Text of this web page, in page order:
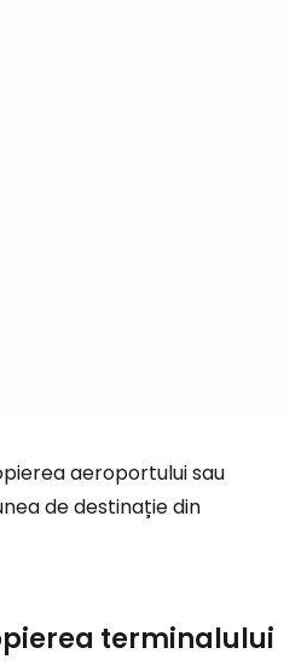
aeroportului sau
de destinație din
terminalului